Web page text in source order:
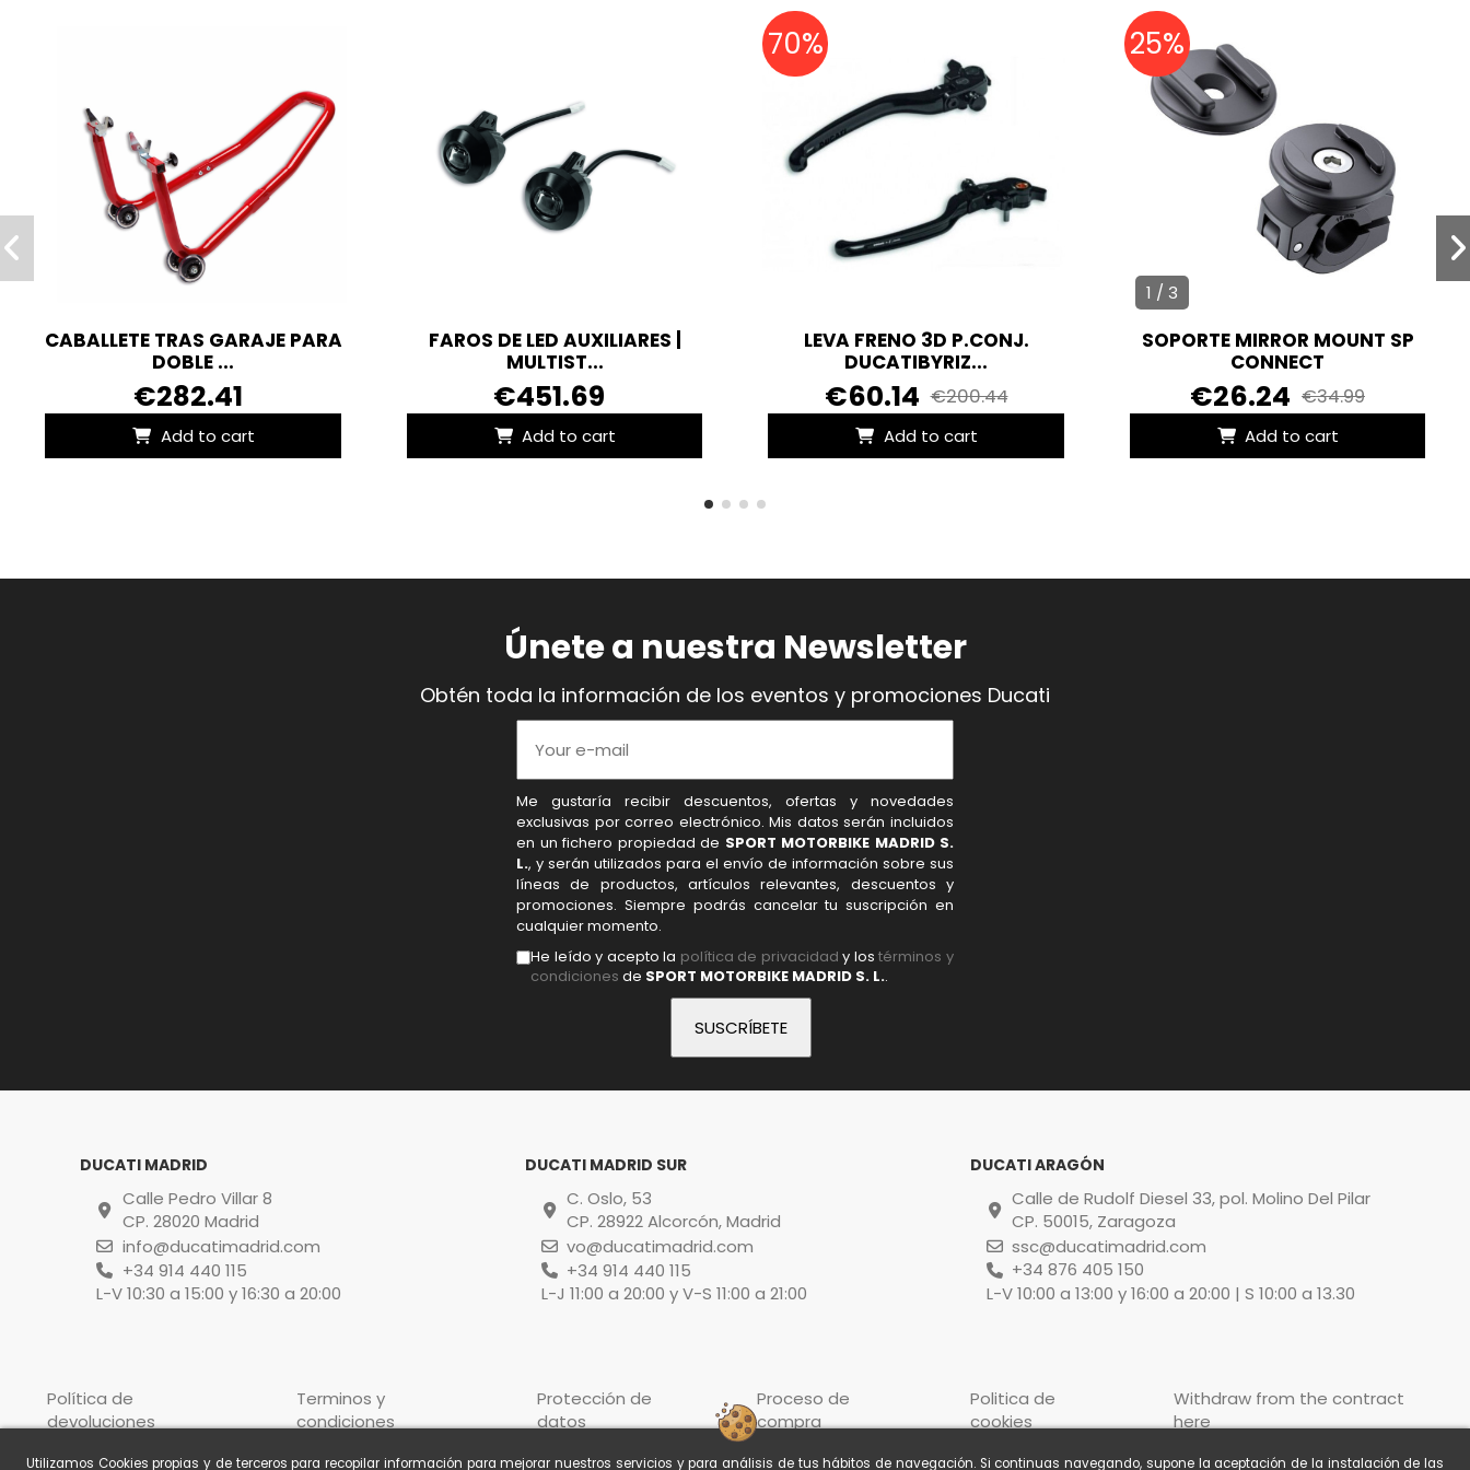
Utilizamos Cookies propias y de terceros para recopilar información para mejorar nuestros servicios y para análisis de tus hábitos de navegación. Si continuas navegando, supone la aceptación de la instalación de las
CABALLETE TRAS GARAJE PARA
DOBLE ...
€282.41
Add to cart
FAROS DE LED AUXILIARES |
MULTIST...
€451.69
Add to cart
LEVA FRENO 3D P.CONJ.
DUCATIBYRIZ...
€60.14 €200.44
Add to cart
70%
1 / 3
SOPORTE MIRROR MOUNT SP
CONNECT
€26.24 €34.99
Add to cart
25%
Únete a nuestra Newsletter
Obtén toda la información de los eventos y promociones Ducati
Me gustaría recibir descuentos, ofertas y novedades
exclusivas por correo electrónico. Mis datos serán incluidos
en un fichero propiedad de SPORT MOTORBIKE MADRID S.
L., y serán utilizados para el envío de información sobre sus
líneas de productos, artículos relevantes, descuentos y
promociones. Siempre podrás cancelar tu suscripción en
cualquier momento.
He leído y acepto la política de privacidad y lostérminos y
condiciones de SPORT MOTORBIKE MADRID S. L..
DUCATI MADRID
Calle Pedro Villar 8
CP. 28020 Madrid
info@ducatimadrid.com
+34 914 440 115
L-V 10:30 a 15:00 y 16:30 a 20:00
DUCATI MADRID SUR
C. Oslo, 53
CP. 28922 Alcorcón, Madrid
vo@ducatimadrid.com
+34 914 440 115
L-J 11:00 a 20:00 y V-S 11:00 a 21:00
DUCATI ARAGÓN
Calle de Rudolf Diesel 33, pol. Molino Del Pilar
CP. 50015, Zaragoza
ssc@ducatimadrid.com
+34 876 405 150
L-V 10:00 a 13:00 y 16:00 a 20:00 | S 10:00 a 13.30
Política de
devoluciones
Terminos y
condiciones
Protección de
datos
Proceso de
compra
Politica de
cookies
Withdraw from the contract
here